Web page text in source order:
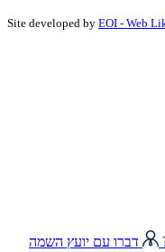
Site developed by EOI - Web
דברו עם יועץ השמה